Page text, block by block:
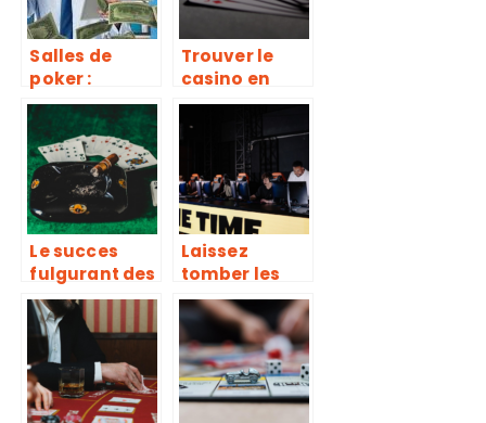
Salles de
poker :
laquelle
choisir ?
Trouver le
casino en
ligne ideal
pour vous :
d’emploi
Le succes
fulgurant des
jeux de
casino en
ligne : De
l’echec au
triomphe
Laissez
tomber les
billes : Plinko,
le jeu qui
vous fait
vibrer a
chaque
rebond